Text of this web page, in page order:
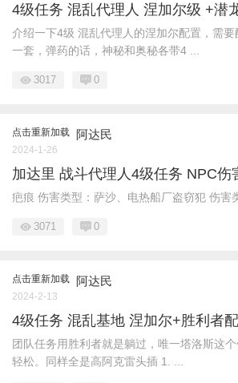
4级任务 混乱代理人 涅加尔级 +潜
介绍一下4级 混乱代理人的涅加尔配置，需
一套，弹药的话，神秘和奥秘各带4 ...
3017 0
点击重新加载 阿达民
2024-1-26
加达里 战斗代理人4级任务 NPC伤
疤痕 伤害类型：萨沙、电热船厂盗窃犯 伤害
3071 0
点击重新加载 阿达民
2024-2-13
4级任务 混乱基地 涅加尔+胜利者
团队任务用胜利者就是躺过，唯一塔洛斯这
轻松。同样全是高阿克雷头插 1. ...